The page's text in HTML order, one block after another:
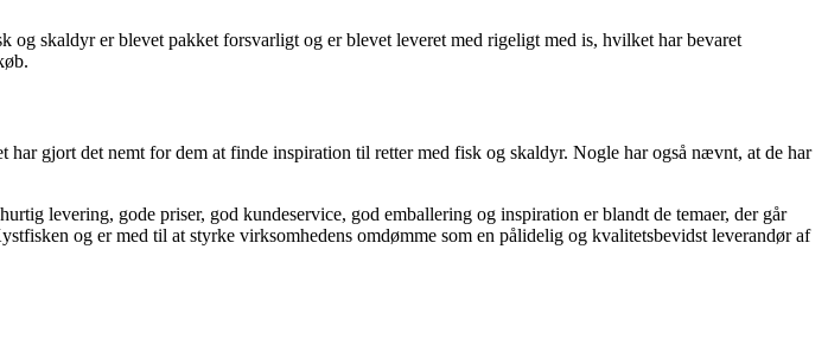
skaldyr er blevet pakket forsvarligt og er blevet leveret med rigeligt med is, hvilket har bevaret
gjort det nemt for dem at finde inspiration til retter med fisk og skaldyr. Nogle har også nævnt, at de har
levering, gode priser, god kundeservice, god emballering og inspiration er blandt de temaer, der går
og er med til at styrke virksomhedens omdømme som en pålidelig og kvalitetsbevidst leverandør af